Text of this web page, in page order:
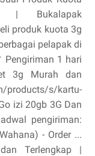
| Bukalapak
produk kuota 3g
pelapak di
Pengiriman 1 hari
3g Murah dan
products/s/kartu-
izi 20gb 3G Dan
pengiriman:
- Order ...
Terlengkap |